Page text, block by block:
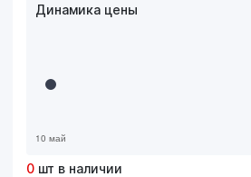
Динамика цены
0 шт в наличии